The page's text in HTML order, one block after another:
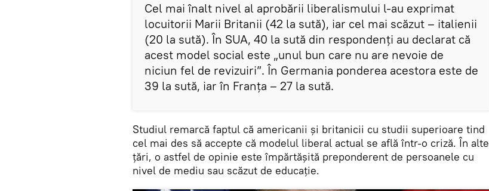
Cel mai înalt nivel al aprobării liberalismului l-au exprimat
locuitorii Marii Britanii (42 la sută), iar cel mai scăzut – italienii
(20 la sută). În SUA, 40 la sută din respondenți au declarat că
acest model social este „unul bun care nu are nevoie de
niciun fel de revizuiri”. În Germania ponderea acestora este de
39 la sută, iar în Franța – 27 la sută.
Studiul remarcă faptul că americanii și britanicii cu studii superioare tind
cel mai des să accepte că modelul liberal actual se află într-o criză. În alte
țări, o astfel de opinie este împărtășită preponderent de persoanele cu
nivel de mediu sau scăzut de educație.